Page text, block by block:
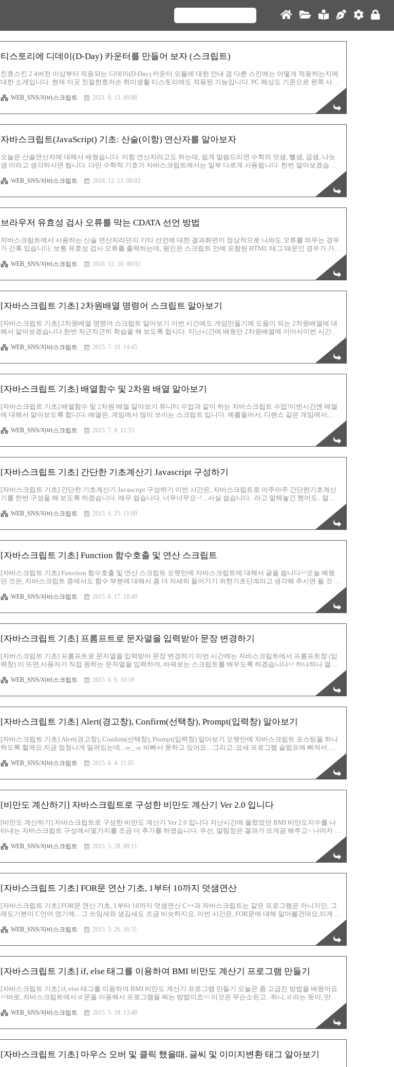
티스토리에 디데이(D-Day) 카운터를 만들어 보자 (스크립트)
친효스킨 2.4버전 이상부터 적용되는 디데이(D-Day) 카운터 모듈에 대한 안내 겸 다른 스킨에는 어떻게 적용하는지에
대한 소개입니다. 현재 이곳 친절한효자손 취미생활 티스토리에도 적용된 기능입니다. PC 해상도 기준으로 왼쪽 사이
의 날짜와 맞지 않을 것입니다. 그냥 이미지로서만 봐주시면 됩니다. 두 가지의 기능을 담은 디데이 모듈입니다. 첫번
째는 지정한 날짜로부터 계속 카운터가 되는 형태이며 마지막 두번째는 지정한 날짜까지의 남은 날을 계산해주는 카
운터입니다. 둘 다 쓰임새가 다를 것입니다. 첫번째의 경우는 예시에서처럼 홈트레이닝 ~일째라는 것을 보여줄 때 요
긴할 것입니다. 두번째는 예시처럼..
WEB_SNS/자바스크립트 2021. 8. 13. 00:08
자바스크립트(JavaScript) 기초: 산술(이항) 연산자를 알아보자
오늘은 산술연산자에 대해서 배웠습니다. 이항 연산자라고도 하는데, 쉽게 말씀드리면 수학의 덧샘, 뺄샘, 곱샘, 나눗
샘 이라고 생각하시면 됩니다. 다만 수학적 기호가 자바스크립트에서는 일부 다르게 사용됩니다. 한번 알아보겠습니
자들이 현재의 결과값 입니다. 각 산술 연산자에 대한 뜻은 아래와 같습니다. 산술 연산자 설명 + 더하기 - 빼기 * 곱하
기 / 나누기 % 나머지 그리고 브라우저에서의 결과 화면 입니다. 이렇게 출력이 됩니다. 차후에는 산술 연산자를 이용
해서 다양한 응용을 할 수가 있습니다. 끝. 브라우저 유효성 검사 오류를 막는 CDATA 선언 방법CSS3 transform 사용법
..
WEB_SNS/자바스크립트 2018. 12. 11. 00:03
브라우저 유효성 검사 오류를 막는 CDATA 선언 방법
자바스크립트에서 사용하는 산술 연산자라던지 기타 선언에 대한 결과화면이 정상적으로 나와도 오류를 띄우는 경우
가 간혹 있습니다. 보통 유효성 검사 오류를 출력하는데, 원인은 스크립트 안에 포함된 HTML 태그 때문인 경우가 가장
방법이며, 만약 js 파일을 별도로 만들어서 외부 스타일로 불러들이는 경우는 유효성 검사는 정상적으로 출력이 됩니
다. 또한 브라우저에 따라서 유효성 검사 오류가 생길수도, 안 생길수도 있습니다. 요즘 나와있는 각 브라우저의 최신
버전에서는 오류를 띄우지는 않습니다. 여기 보시면 // 와 //]]> 가 스크립트의 내용을 감싸고 있는것을 살펴보실 수 있
습니다. 이렇게 ..
WEB_SNS/자바스크립트 2018. 12. 10. 00:02
[자바스크립트 기초] 2차원배열 명령어 스크립트 알아보기
[자바스크립트 기초] 2차원배열 명령어 스크립트 알아보기 이번 시간에도 게임만들기에 도움이 되는 2차원배열에 대
해서 알아보겠습니다.한번 차근차근히 학습을 해 보도록 합시다. 지난시간에 배웠던 2차원배열에 이어서이번 시간은
니다. 메소드는 2차원배열에서 쓰는 명령어들 입니다.indeOf, slice, splice, join 등등 자주 쓰는 명령어들은 반드시 숙지
를 해 두시면 좋구요~ 이제 하나하나 알아보도록 할께요. join은 위에서 보시는 것처럼, 중간중간에 문장을 넣을 수 있
도록 도와주는 명령어 입니다.위의 예제를 보시면 아시겠지요???ㅎㅎㅎ reverse는 역순으로 만들어 줍니다.말 그대로
반..
WEB_SNS/자바스크립트 2015. 7. 10. 14:45
[자바스크립트 기초] 배열함수 및 2차원 배열 알아보기
[자바스크립트 기초] 배열함수 및 2차원 배열 알아보기 유니티 수업과 같이 하는 자바스크립트 수업!이번시간엔 배열
에 대해서 알아보도록 합니다. 배열은, 게임에서 많이 쓰이는 스크립트 입니다. 예를들어서, 디펜스 같은 게임에서,레
열 입니다. 자, 이것이 배열의 기본 구조 입니다.[] 이런 괄호안에 넣고자 하는 오브젝트를 넣습니다. 그리고 녹색 박스
안의 것은 지난시간에 배운 for 문 아시죠??? 배열 변수는 여기서는 S를 주었네요?그리고, s.length 라는 것은, 바로 [] 안
의 갯수들을 말하는 것입니다. 저기서는 소녀시대 맴버들을 모두 등록했는데,그러면 모두 7명이죠? 따라서, s...
WEB_SNS/자바스크립트 2015. 7. 9. 11:53
[자바스크립트 기초] 간단한 기초계산기 Javascript 구성하기
[자바스크립트 기초] 간단한 기초계산기 Javascript 구성하기 이번 시간은, 자바스크립트로 아주아주 간단한기초계산
기를 한번 구성을 해 보도록 하겠습니다. 매우 쉽습니다. 너무너무요~! ...사실 쉽습니다...라고 말해놓긴 했어도...말이
보도록 하지요. 일단, 계산기 레이아웃은 이렇게 구성되어 있습니다.간단하죠?? ㅎㅎㅎ 점차점차 늘려나갈 계획이에
요^^ 덧샘, 뺄샘, 곱샘, 나눗샘만 되며, 차후에여러가지 기능을 추가적으로 등록할껀데...음...더 공부를 해야...ㅠ_ㅠ 아
무튼, 이렇게 간단히 구성을 해 본 자바스크립트 계산기는 어떻게 구성이 되어 있는지 한번 알아봅시다! 부분 입니..
WEB_SNS/자바스크립트 2015. 6. 25. 11:09
[자바스크립트 기초] Function 함수호출 및 연산 스크립트
[자바스크립트 기초] Function 함수호출 및 연산 스크립트 오랫만에 자바스크립트에 대해서 글을 씁니다^^오늘 배웠
던 것은, 자바스크립트 중에서도 함수 부분에 대해서 좀 더 자세히 들어가기 위한기초단계라고 생각해 주시면 될 것 같
계산기 스크립트를 보시면, 많이 나와요^^ 그 부분의 태그를 보시면서 연구하셔도 좋은 도움이 되지요! 우선은, 아래의
스크린샷을 보시길 바래요. 보시면, 함수의 기본 개념을 도형으로 표현해 놓았는데,간단하게 말해서, 함수는 일종의 마
술상자 라고 하면 되겠어요. 이 마술상자에는 공식이 들어가 있고, 우리는 그걸 트릭 이라고 하죠^^마술에서 표현하는
방식이 트릭~ ..
WEB_SNS/자바스크립트 2015. 6. 17. 18:40
[자바스크립트 기초] 프롬프트로 문자열을 입력받아 문장 변경하기
[자바스크립트 기초] 프롬프트로 문자열을 입력받아 문장 변경하기 이번 시간에는 자바스크립트에서 프롬프트창 (입
력창) 이 뜨면,사용자가 직접 원하는 문자열을 입력하여, 바꿔보는 스크립트를 배우도록 하겠습니다^^ 하나하나 열심
하던데로 노트패드를 열어서기본틀을 작성해 주시구요~! 그 다음부터 본격적으로 스크립트를 구성해 나가 보도록 합
니다. 바디 부분에 스크립트를 구성해 보도록 했구요,X라는 변수를 만들고,X에다가 0.1 을 e를 이용해서 표현해 보았
습니다. 그리고, document.write 출력부분에 변수는, 입니데이^^ 를 별도로 출력하게 하고그 가운데에 X가 출력되도록
하였지요. 그, 결..
WEB_SNS/자바스크립트 2015. 6. 9. 10:19
[자바스크립트 기초] Alert(경고창), Confirm(선택창), Prompt(입력창) 알아보기
[자바스크립트 기초] Alert(경고창), Confirm(선택창), Prompt(입력창) 알아보기 오랫만에 자바스크립트 포스팅을 하나
하도록 할께요.지금 엄청나게 밀려있는데...ㅠ_ㅠ 바빠서 못하고 있어요... 그리고..요새 프로그램 슬럼프에 빠져서...뇌
어에 대해서 어떤건지짤막하게 스크린샷을 보면서, 이용부분도 한번 알아보도록 하겠습니다. 우선, Alert (경고창) 의
사용법 입니다. 익스플로러에서 노란색 삼각형안에 느낌표 있는 경고창 아시나요?그걸 띄워줍니다. 위의 예시대로 작
성하고, 익스플로러에서 시험을 해 보도록 하겠습니다. 이렇게 나옵니다. ㅎㅎㅎ확인버튼을..
WEB_SNS/자바스크립트 2015. 6. 4. 11:05
[비만도 계산하기] 자바스크립트로 구성한 비만도 계산기 Ver 2.0 입니다
[비만도 계산하기] 자바스크립트로 구성한 비만도 계산기 Ver 2.0 입니다 지난시간에 올렸었던 BMI 비만도지수를 나
타내는 자바스크립트 구성에서몇가지를 조금 더 추가를 하였습니다. 우선, 알림창은 결과가 뜨게끔 해주고~ 나머지 수
참고하시구요^^; 지난번에 썼던 BMI 계산기의 기본틀과 비슷하구요,헤드 부분에 스크립트가 구성되어 있습니다. 위
의 두가지 스크린샷이 헤드부분 입니다. 보시면, if 문이 들어가 있는것을 확인하실 수 있구요,자신의 키 cm 에 곱하기
0.01을 해주는 이유는, 입력하실때, 소수점으로 굳이 입력 안하게끔 해준것 입니다. 예를들어, 170이면, 그냥 170 입력
하면, 스..
WEB_SNS/자바스크립트 2015. 5. 28. 09:11
[자바스크립트 기초] FOR문 연산 기초, 1부터 10까지 덧샘연산
[자바스크립트 기초] FOR문 연산 기초, 1부터 10까지 덧샘연산 C++과 자바스크립트는 같은 프로그램은 아니지만, 그
래도기본이 C언어 였기에... 그 쓰임새와 생김새도 조금 비슷하지요. 이번 시간은, FOR문에 대해 알아볼건데요,이게 뭐
들의 합을 구하는 스크립트 라던지~ 이런것들 있죠?? 이런 계산들을 자바스크립트의 FOR문을 활용해서 구성 할 수 있
습니다. FOR문의 기본 구조구요, 1번과 2번, 3번 이렇게 3파트로 나뉘며, 그 사이에는 세미콜론(;) 으로 구별을 짓습니
다.순서는 저렇게 계산이 되어지구요~! 참고하시면 됩니다^^ 그럼, 예제로 쉽게 이해를 해보겠습니다. 1부터 2..
WEB_SNS/자바스크립트 2015. 5. 26. 10:31
[자바스크립트 기초] if, else 태그를 이용하여 BMI 비만도 계산기 프로그램 만들기
[자바스크립트 기초] if, else 태그를 이용하여 BMI 비만도 계산기 프로그램 만들기 오늘은 좀 고급진 방법을 배웠어요
^^바로, 자바스크립트에서 if 문을 이용해서 프로그램을 짜는 방법이죠^^ 이것은 무슨소린고...하니, if 라는 뜻이, 만약~
번 과정을 알아보도록 하겠습니다^^ 우선, 연산기호들을 알아야겠죠?? 위에 보시는 것처럼 a,b 라는 변수를 주고,a는
10, b 는 9 라고 정의하고나서, 참이냐 거짓이냐를 밝혀냅니다. a>b 라고 했으니, 당연히 10이 9보다 크므로, 이것은 참
(true) 이 됩니다.그래서, 자바스크립트에서도 true 라고 처리를 하게 되죠. 이번엔 b..
WEB_SNS/자바스크립트 2015. 5. 18. 13:48
[자바스크립트 기초] 마우스 오버 및 클릭 했을때, 글씨 및 이미지변환 태그 알아보기